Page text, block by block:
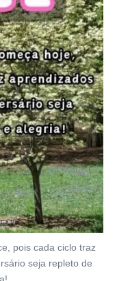
pois cada ciclo traz
seja repleto de